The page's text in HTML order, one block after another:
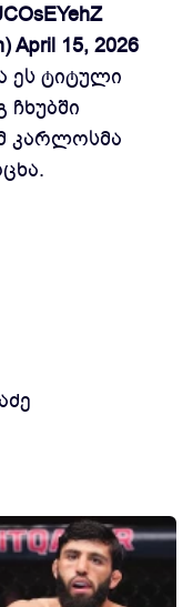
April 15, 2026
ეს ტიტული
ჩხუბში
კარლოსმა